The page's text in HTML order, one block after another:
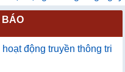
BÁO
động truyền thông tri